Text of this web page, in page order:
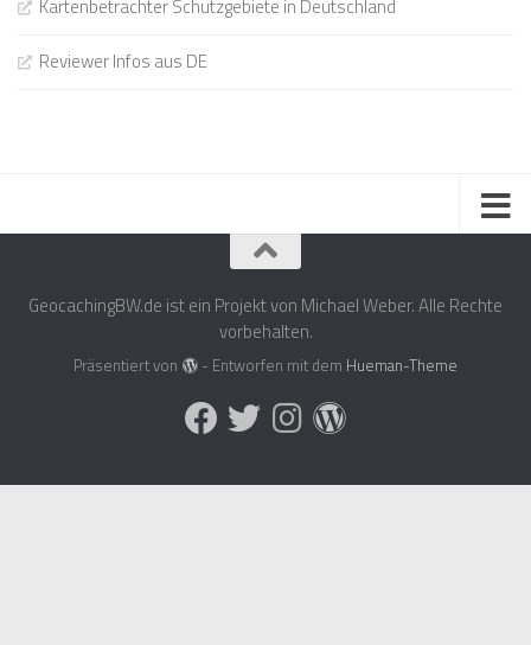
Kartenbetrachter Schutzgebiete in Deutschland
Reviewer Infos aus DE
GeocachingBW.de ist ein Projekt von Michael Weber. Alle Rechte
vorbehalten.
Präsentiert von - Entworfen mit dem Hueman-Theme